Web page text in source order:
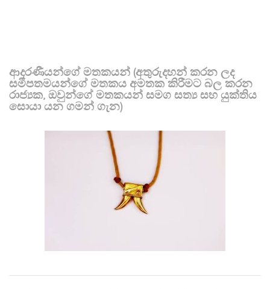
ආදරණීයන්ගේ මතකයන් (අතුරුදහන් කරන ලද
සමීපතමයන්ගේ මතකය අමතක කිරීමට බල කරන
රාජ්‍යක, ඔවුන්ගේ මතකයන් සමග සත්‍ය සහ යුක්තිය
සොයා යන ගමන් ගැන)